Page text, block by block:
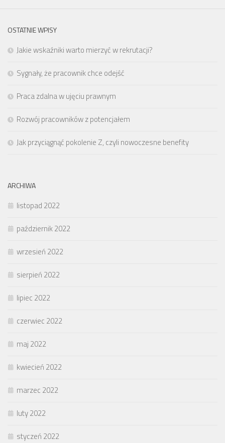
OSTATNIE WPISY
Jakie wskaźniki warto mierzyć w rekrutacji?
Sygnały, że pracownik chce odejść
Praca zdalna w ujęciu prawnym
Rozwój pracowników z potencjałem
Jak przyciągnąć pokolenie Z, czyli nowoczesne benefity
ARCHIWA
listopad 2022
październik 2022
wrzesień 2022
sierpień 2022
lipiec 2022
czerwiec 2022
maj 2022
kwiecień 2022
marzec 2022
luty 2022
styczeń 2022